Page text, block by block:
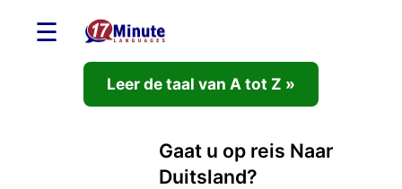
☰
Leer de taal van A tot Z »
Gaat u op reis Naar
Duitsland?